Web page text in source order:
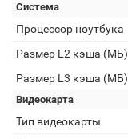
Система
Процессор ноутбука
Размер L2 кэша (МБ)
Размер L3 кэша (МБ)
Видеокарта
Тип видеокарты